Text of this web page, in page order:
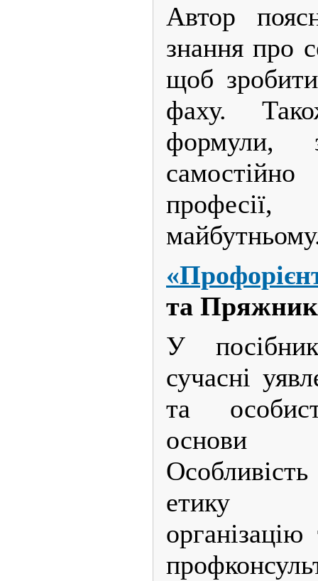
Автор
знання про
щоб
фаху.
формули,
та
У
сучасні
та
основи
етику